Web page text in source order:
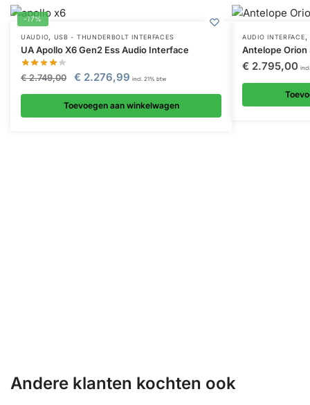
-17%
UAUDIO USB - THUNDERBOLT INTERFACES
UA Apollo X6 Gen2 Ess Audio Interface
€2.749,00 € 2.276,99 incl. 21% btw
Toevoegen aan winkelwagen
AUDIO INTERFACE
Antelope
€ 2.795,00
Andere klanten kochten ook